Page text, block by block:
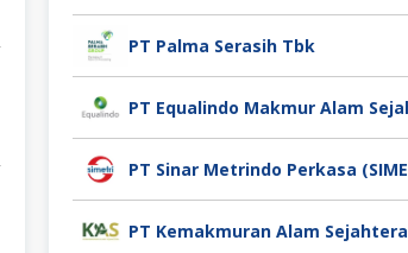
PT Palma Serasih Tbk
PT Kemakmuran Alam Sejahtera